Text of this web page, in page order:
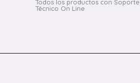
Todos los productos con Soporte
Técnico On Line